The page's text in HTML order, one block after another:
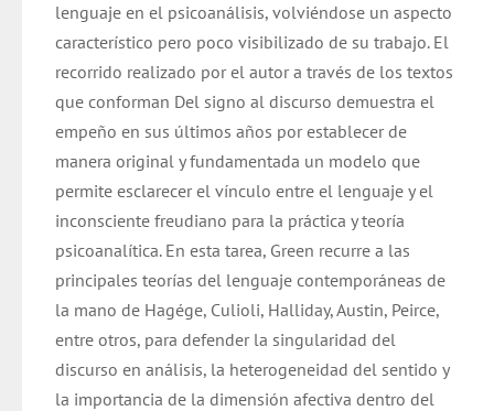
lenguaje en el psicoanálisis, volviéndose un aspecto
característico pero poco visibilizado de su trabajo. El
recorrido realizado por el autor a través de los textos
que conforman Del signo al discurso demuestra el
empeño en sus últimos años por establecer de
manera original y fundamentada un modelo que
permite esclarecer el vínculo entre el lenguaje y el
inconsciente freudiano para la práctica y teoría
psicoanalítica. En esta tarea, Green recurre a las
principales teorías del lenguaje contemporáneas de
la mano de Hagége, Culioli, Halliday, Austin, Peirce,
entre otros, para defender la singularidad del
discurso en análisis, la heterogeneidad del sentido y
la importancia de la dimensión afectiva dentro del